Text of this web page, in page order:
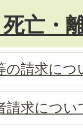
亡・
の請求につ
請求につい